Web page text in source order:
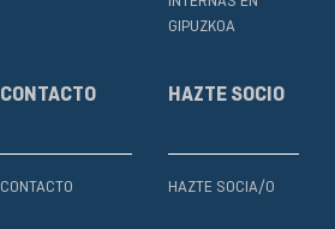
GIPUZKOA
CONTACTO
CONTACTO
HAZTE SOCIO
HAZTE SOCIA/O